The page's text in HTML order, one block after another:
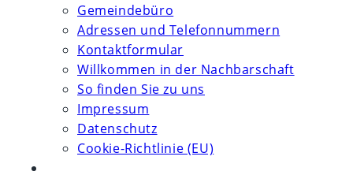
Gemeindebüro
Adressen und Telefonnummern
Kontaktformular
Willkommen in der Nachbarschaft
So finden Sie zu uns
Impressum
Datenschutz
Cookie-Richtlinie (EU)